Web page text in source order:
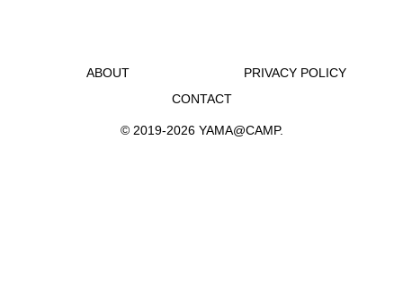
ABOUT
PRIVACY POLICY
CONTACT
© 2019-2026 YAMA@CAMP.